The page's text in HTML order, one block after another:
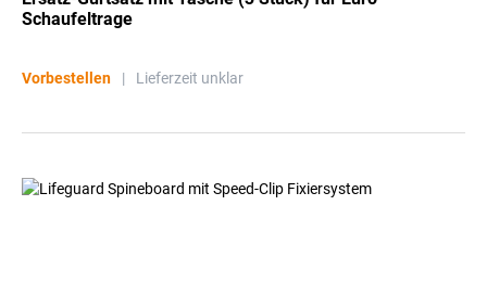
Schaufeltrage
Vorbestellen | Lieferzeit unklar